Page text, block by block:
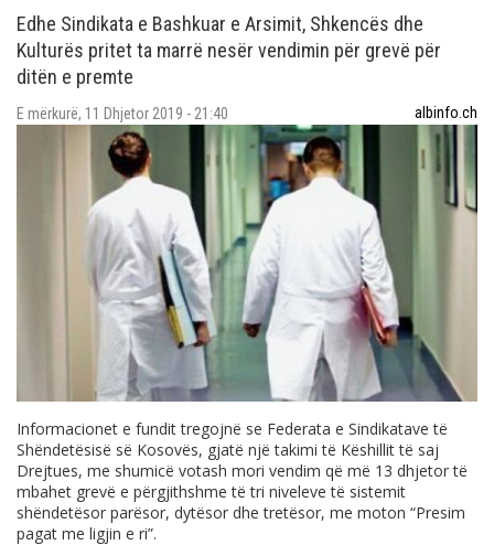
Edhe Sindikata e Bashkuar e Arsimit, Shkencës dhe
Kulturës pritet ta marrë nesër vendimin për grevë për
ditën e premte
E mërkurë, 11 Dhjetor 2019 - 21:40 albinfo.ch
Informacionet e fundit tregojnë se Federata e Sindikatave të
Shëndetësisë së Kosovës, gjatë një takimi të Këshillit të saj
Drejtues, me shumicë votash mori vendim që më 13 dhjetor të
mbahet grevë e përgjithshme të tri niveleve të sistemit
shëndetësor parësor, dytësor dhe tretësor, me moton “Presim
pagat me ligjin e ri”.